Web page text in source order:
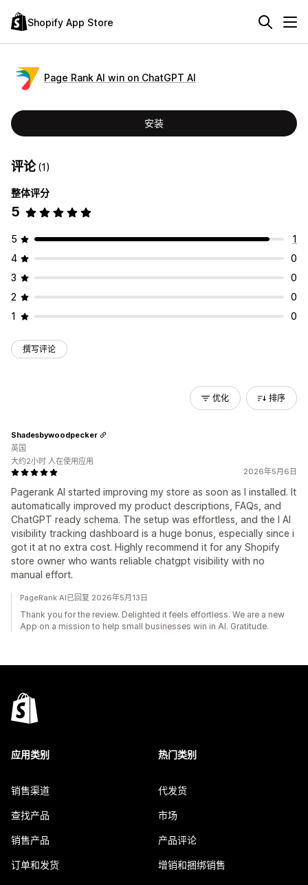
Shopify App Store
Page Rank AI win on ChatGPT AI
安装
评论(1)
整体评分
5
5
1
4
0
3
0
2
0
1
0
撰写评论
优化 排序
2026年5月6日
Pagerank AI started improving my store as soon as I installed. It
automatically improved my product descriptions, FAQs, and
ChatGPT ready schema. The setup was effortless, and the l AI
visibility tracking dashboard is a huge bonus, especially since i
got it at no extra cost. Highly recommend it for any Shopify
store owner who wants reliable chatgpt visibility with no
manual effort.
Shadesbywoodpecker
英国
大约2小时 人在使用应用
PageRank AI已回复 2026年5月13日
Thank you for the review. Delighted it feels effortless. We are a new
App on a mission to help small businesses win in AI. Gratitude.
应用类别
销售渠道
查找产品
销售产品
订单和发货
热门类别
代发货
市场
产品评论
增销和捆绑销售